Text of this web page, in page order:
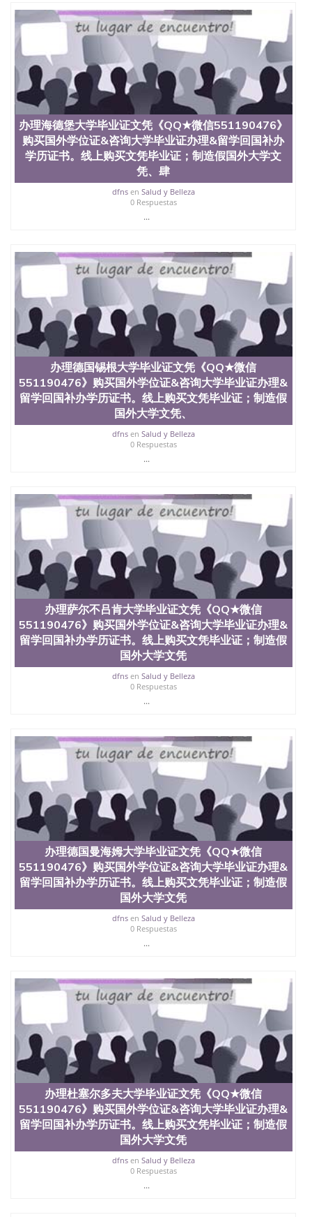
University）圣何塞州立大学（San Jose State
University）圣何塞州立大学（San Jose State
University）圣何塞州立大学学位证（San Jose State
University）圣何塞州立大学学位证（San Jose State
University）圣何塞州立大学学位证（San Jose State
University）圣何塞州立大学（San Jose State
University）圣何塞州立大学（San Jose State
University）圣何塞州立大学（San Jose State
University）圣何塞州立大学（San Jose State
University）圣何塞州立大学学位证（San Jose State
University）圣何塞州立大学学位证（San Jose State
University）圣何塞州立大学结业证（San Jose State
University）圣何塞州立大学结业证（San Jose State
University）圣何塞州立大学结业证（San Jose State
University）圣何塞州立大学学位证（San Jose State
University）圣何塞州立大学学位证（San Jose State
University）圣何塞州立大学学历证书（San Jose
（San Jose State University）澳洲读书未毕业找人做
文凭学位qq微信551190476澳洲读CQU中央昆士兰大
学学历 绩单购买学位证书/澳洲读本科硕士做文凭/购
买澳洲大学毕业证成绩单假文凭学历
offieUniversityofSouthernQueensland 澳洲读书未毕
业找人做文凭学位qq微信551190476澳洲读CQU中央
昆士兰大学学历成绩单购买学位证书/澳洲读本科硕
士做文凭/购买澳洲大学毕业证成绩单假文凭学历办
理德国特利尔大学毕业证文凭《QQ★微信
551190476》购买国外学位证&咨询大学毕业证办理&
留学回国补办学历证书。线上购买文凭毕业证；制造
假国外大学文凭、肆业证、毕业公证、毕业证明书、
结业证、录取通知书、Offer、在读证明、雅思托福成
办理海德堡大学毕业证文凭《QQ★微信551190476》
购买国外学位证&咨询大学毕业证办理&留学回国补办
学历证书。线上购买文凭毕业证；制造假国外大学文
凭、肆
dfnsen Salud y Belleza
0 Respuestas
...
办理德国锡根大学毕业证文凭《QQ★微信
551190476》购买国外学位证&咨询大学毕业证办理&
留学回国补办学历证书。线上购买文凭毕业证；制造假
国外大学文凭、
dfnsen Salud y Belleza
0 Respuestas
...
办理萨尔不吕肯大学毕业证文凭《QQ★微信
551190476》购买国外学位证&咨询大学毕业证办理&
留学回国补办学历证书。线上购买文凭毕业证；制造假
国外大学文凭
dfnsen Salud y Belleza
0 Respuestas
...
办理德国曼海姆大学毕业证文凭《QQ★微信
551190476》购买国外学位证&咨询大学毕业证办理&
留学回国补办学历证书。线上购买文凭毕业证；制造假
国外大学文凭
dfnsen Salud y Belleza
0 Respuestas
...
办理杜塞尔多夫大学毕业证文凭《QQ★微信
551190476》购买国外学位证&咨询大学毕业证办理&
留学回国补办学历证书。线上购买文凭毕业证；制造假
国外大学文凭
dfnsen Salud y Belleza
0 Respuestas
...